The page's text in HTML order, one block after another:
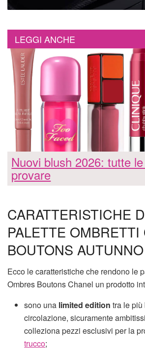
LEGGI ANCHE
Nuovi blush 2026: tutte
provare
CARATTERISTICHE
PALETTE
BOUTONS
Ecco le caratteristiche che rendono le
Ombres Boutons Chanel un prodotto
sono una limited edition tra le
circolazione, sicuramente
colleziona pezzi esclusivi per la
trucco;